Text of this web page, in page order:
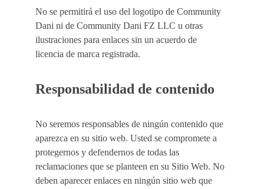
No se permitirá el uso del logotipo de Community
Dani ni de Community Dani FZ LLC u otras
ilustraciones para enlaces sin un acuerdo de
licencia de marca registrada.
Responsabilidad de contenido
No seremos responsables de ningún contenido que
aparezca en su sitio web. Usted se compromete a
protegernos y defendernos de todas las
reclamaciones que se planteen en su Sitio Web. No
deben aparecer enlaces en ningún sitio web que